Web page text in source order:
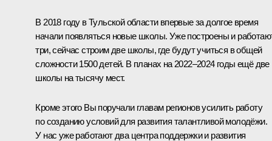
В 2018 году в Тульской области впервые за долгое время
начали появляться новые школы. Уже построены и
три, сейчас строим две школы, где будут учиться в общей
сложности 1500 детей. В планах на 2022–2024 годы ещё две
школы на тысячу мест.
Кроме этого Вы поручали главам регионов усилить работу
по созданию условий для развития талантливой молодёжи.
У нас уже работают два центра поддержки и развития